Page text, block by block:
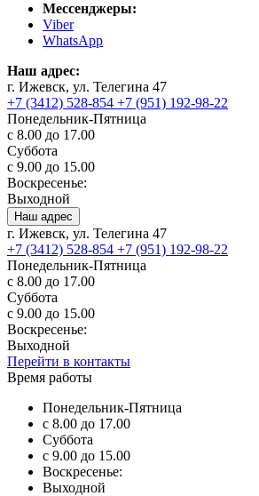
Мессенджеры:
Viber
WhatsApp
Наш адрес:
г. Ижевск, ул. Телегина 47
+7 (3412) 528-854 +7 (951) 192-98-22
Понедельник-Пятница
с 8.00 до 17.00
Суббота
с 9.00 до 15.00
Воскресенье:
Выходной
Наш адрес
г. Ижевск, ул. Телегина 47
+7 (3412) 528-854 +7 (951) 192-98-22
Понедельник-Пятница
с 8.00 до 17.00
Суббота
с 9.00 до 15.00
Воскресенье:
Выходной
Перейти в контакты
Время работы
Понедельник-Пятница
с 8.00 до 17.00
Суббота
с 9.00 до 15.00
Воскресенье:
Выходной